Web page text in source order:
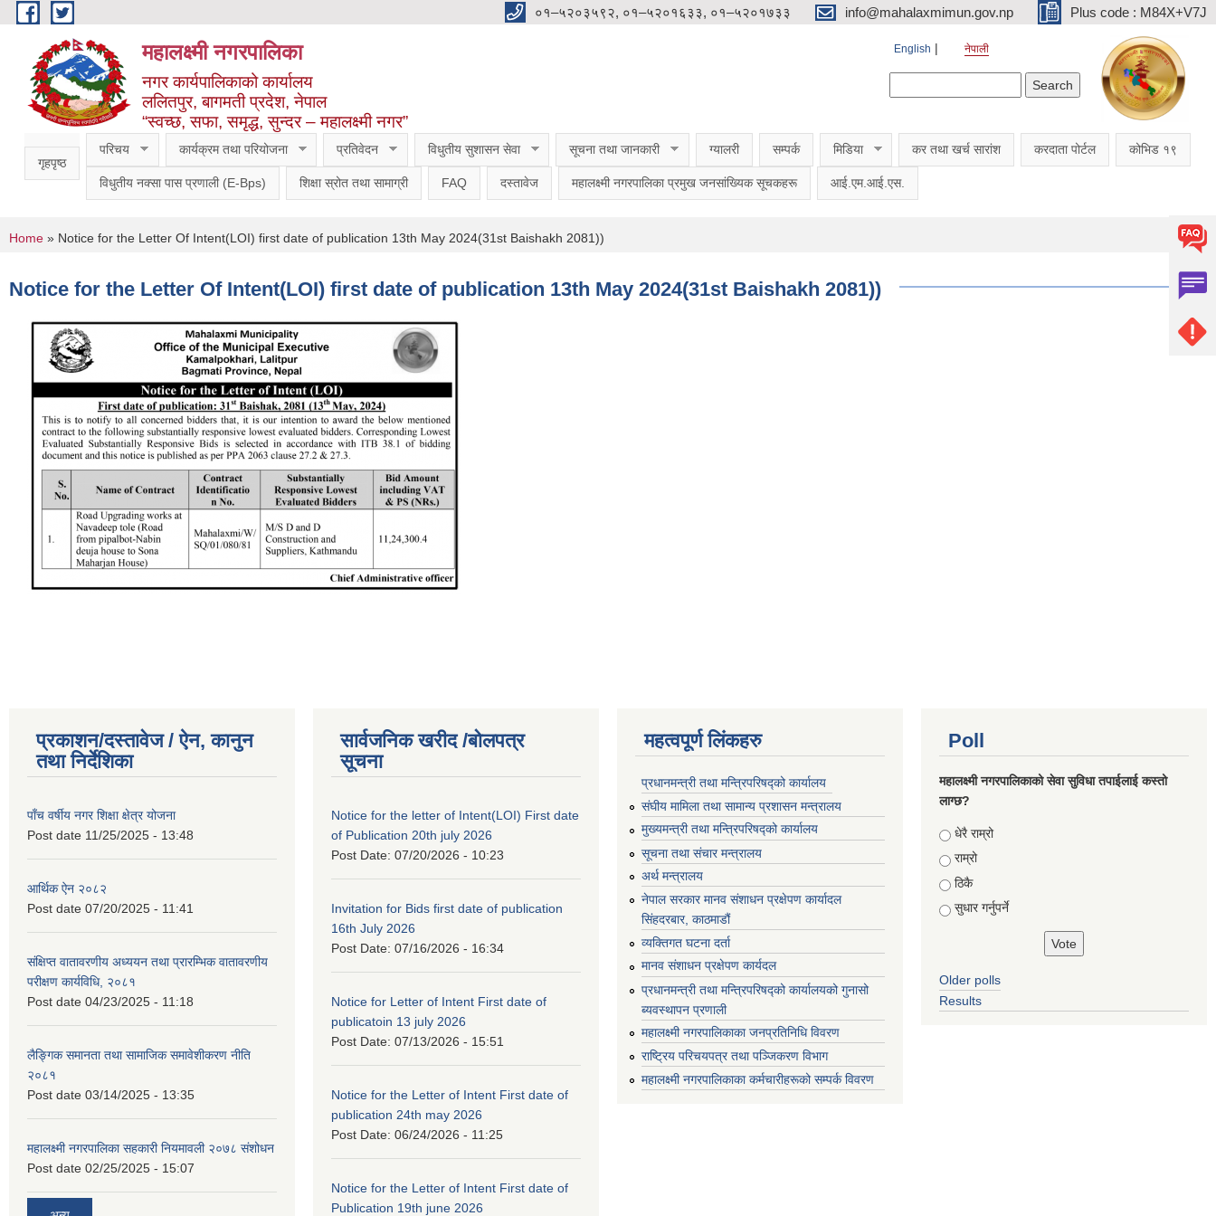
Skip to main content ०१–५२०३५९२, ०१–५२०१६३३, ०१–५२०१७३३ info@mahalaxmimun.gov.np Plus code : M84X+V7J
महालक्ष्मी नगरपालिका
नगर कार्यपालिकाको कार्यालय
ललितपुर, बागमती प्रदेश, नेपाल
“स्वच्छ, सफा, समृद्ध, सुन्दर – महालक्ष्मी नगर”
English नेपाली
गृहपृष्ठ
परिचय कार्यक्रम तथा परियोजना प्रतिवेदन विधुतीय सुशासन सेवा सूचना तथा जानकारी ग्यालरी सम्पर्क मिडिया कर तथा खर्च सारांश करदाता पोर्टल कोभिड १९
विधुतीय नक्सा पास प्रणाली (E-Bps) शिक्षा स्रोत तथा सामाग्री FAQ दस्तावेज महालक्ष्मी नगरपालिका प्रमुख जनसांख्यिक सूचकहरू आई.एम.आई.एस.
You are here
Home » Notice for the Letter Of Intent(LOI) first date of publication 13th May 2024(31st Baishakh 2081))
Notice for the Letter Of Intent(LOI) first date of publication 13th May 2024(31st Baishakh 2081))
प्रकाशन/दस्तावेज / ऐन, कानुन
तथा निर्देशिका
पाँच वर्षीय नगर शिक्षा क्षेत्र योजना
Post date 11/25/2025 - 13:48
आर्थिक ऐन २०८२
Post date 07/20/2025 - 11:41
संक्षिप्त वातावरणीय अध्ययन तथा प्रारम्भिक वातावरणीय
परीक्षण कार्यविधि, २०८१
Post date 04/23/2025 - 11:18
लैङ्गिक समानता तथा सामाजिक समावेशीकरण नीति
२०८१
Post date 03/14/2025 - 13:35
महालक्ष्मी नगरपालिका सहकारी नियमावली २०७८ संशोधन
Post date 02/25/2025 - 15:07
सार्वजनिक खरीद /बोलपत्र
सूचना
Notice for the letter of Intent(LOI) First date
of Publication 20th july 2026
Post Date: 07/20/2026 - 10:23
Invitation for Bids first date of publication
16th July 2026
Post Date: 07/16/2026 - 16:34
Notice for Letter of Intent First date of
publicatoin 13 july 2026
Post Date: 07/13/2026 - 15:51
Notice for the Letter of Intent First date of
publication 24th may 2026
Post Date: 06/24/2026 - 11:25
Notice for the Letter of Intent First date of
Publication 19th june 2026
महत्वपूर्ण लिंकहरु
प्रधानमन्त्री तथा मन्त्रिपरिषद्को कार्यालय
संघीय मामिला तथा सामान्य प्रशासन मन्त्रालय
मुख्यमन्त्री तथा मन्त्रिपरिषद्को कार्यालय
सूचना तथा संचार मन्त्रालय
अर्थ मन्त्रालय
नेपाल सरकार मानव संशाधन प्रक्षेपण कार्यादल
सिंहदरबार, काठमाडौं
व्यक्तिगत घटना दर्ता
मानव संशाधन प्रक्षेपण कार्यदल
प्रधानमन्त्री तथा मन्त्रिपरिषद्को कार्यालयको गुनासो
ब्यवस्थापन प्रणाली
महालक्ष्मी नगरपालिकाका जनप्रतिनिधि विवरण
राष्ट्रिय परिचयपत्र तथा पञ्जिकरण विभाग
महालक्ष्मी नगरपालिकाका कर्मचारीहरूको सम्पर्क विवरण
Poll
महालक्ष्मी नगरपालिकाको सेवा सुविधा तपाईलाई कस्तो
लाग्छ?
Choices
धेरै राम्रो
राम्रो
ठिकै
सुधार गर्नुपर्ने
Older polls
Results